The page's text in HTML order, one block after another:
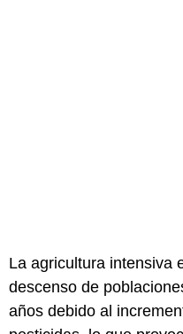
La agricultura intensiva
descenso de
años debido al